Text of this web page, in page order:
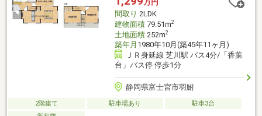
件により住宅ローン減税が適用されます。・雨漏り、構造上主要
な部分の欠陥や・腐食、給
万円
間取り 2LDK
建物面積79.51m2
土地面積252m2
築年月 1980年10月(築45年11ヶ月)
ＪＲ身延線 芝川駅 バス4分/「香葉
台」バス停 停歩1分
静岡県富士宮市羽鮒
2階建て 駐車場あり
駐車3台